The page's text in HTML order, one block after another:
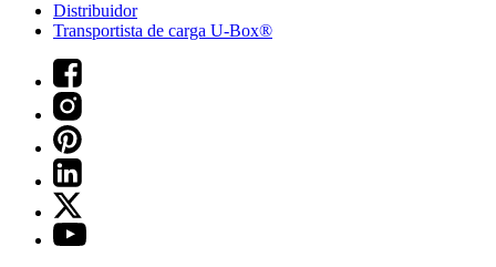
Distribuidor
Transportista de carga U-Box®